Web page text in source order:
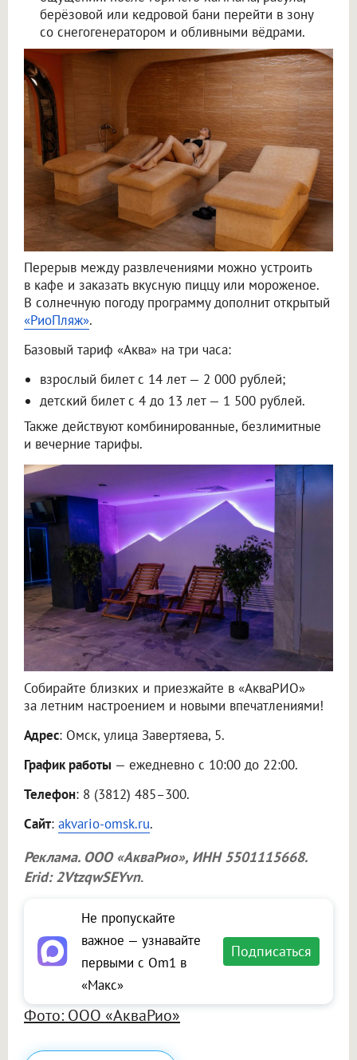
берёзовой или кедровой бани перейти в зону
со снегогенератором и обливными вёдрами.
Перерыв между развлечениями можно устроить
в кафе и заказать вкусную пиццу или мороженое.
В солнечную погоду программу дополнит открытый
«РиоПляж».
Базовый тариф «Аква» на три часа:
взрослый билет с 14 лет — 2 000 рублей;
детский билет с 4 до 13 лет — 1 500 рублей.
Также действуют комбинированные, безлимитные
и вечерние тарифы.
Собирайте близких и приезжайте в «АкваРИО»
за летним настроением и новыми впечатлениями!
Адрес: Омск, улица Завертяева, 5.
График работы — ежедневно с 10:00 до 22:00.
Телефон: 8 (3812) 485–300.
Сайт: akvario-omsk.ru.
Реклама. ООО «АкваРио», ИНН 5501115668.
Erid: 2VtzqwSEYvn.
Не пропускайте
важное — узнавайте
первыми с Om1 в
«Макс»
Подписаться
Фото: ООО «АкваРио»